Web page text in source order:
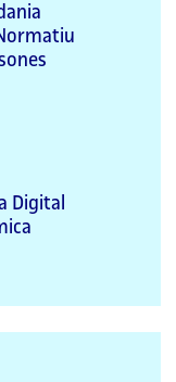
Digital